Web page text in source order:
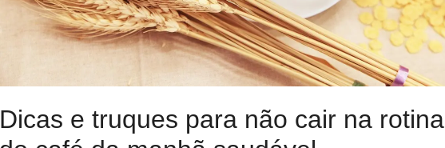
Dicas e truques para não cair na rotina